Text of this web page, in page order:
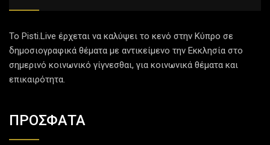
Το Pisti.Live έρχεται να καλύψει το κενό στην Κύπρο σε
δημοσιογραφικά θέματα με αντικείμενο την Εκκλησία στο
σημερινό κοινωνικό γίγνεσθαι, για κοινωνικά θέματα και
επικαιρότητα.
ΠΡΟΣΦΑΤΑ